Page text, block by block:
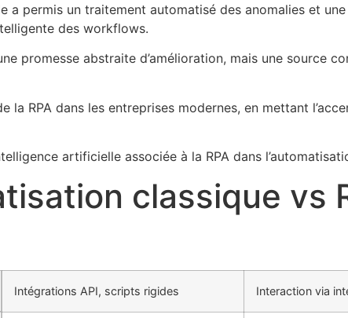
permis un traitement automatisé des anomalies et
des workflows.
promesse abstraite d’amélioration, mais une source
RPA dans les entreprises modernes, en mettant
artificielle associée à la RPA dans
classique vs
Intégrations API, scripts rigides Interaction via